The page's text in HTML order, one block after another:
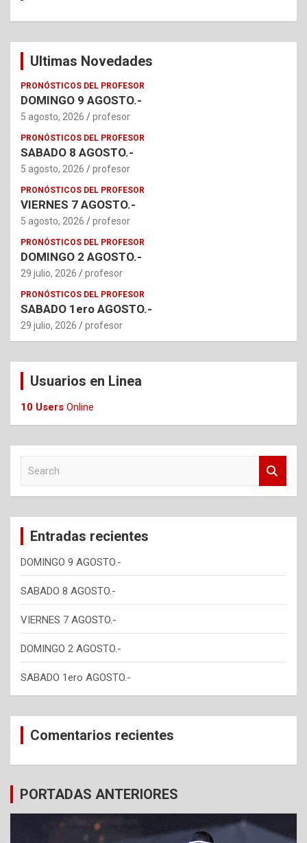
Ultimas Novedades
PRONÓSTICOS DEL PROFESOR
DOMINGO 9 AGOSTO.-
5 agosto, 2026 profesor
PRONÓSTICOS DEL PROFESOR
SABADO 8 AGOSTO.-
5 agosto, 2026 profesor
PRONÓSTICOS DEL PROFESOR
VIERNES 7 AGOSTO.-
5 agosto, 2026 profesor
PRONÓSTICOS DEL PROFESOR
DOMINGO 2 AGOSTO.-
29 julio, 2026 profesor
PRONÓSTICOS DEL PROFESOR
SABADO 1ero AGOSTO.-
29 julio, 2026 profesor
Usuarios en Linea
10 Users Online
c
Entradas recientes
DOMINGO 9 AGOSTO.-
SABADO 8 AGOSTO.-
VIERNES 7 AGOSTO.-
DOMINGO 2 AGOSTO.-
SABADO 1ero AGOSTO.-
Comentarios recientes
PORTADAS ANTERIORES